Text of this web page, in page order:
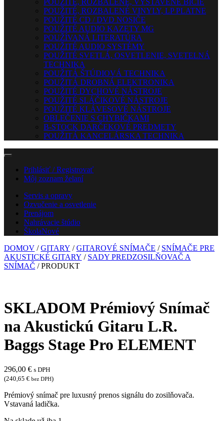
POUŽITÉ, ROZBALENÉ, VYSTAVENÉ BICIE
POUŽITÉ, ROZBALENÉ VINYLY, LP PLATNE
POUŽITÉ CD / DVD NOSIČE
POUŽITÉ AUDIO KAZETY MG
POUŽÍVANÁ LITERATÚRA
POUŽITÉ AUDIO SYSTÉMY
POUŽITÉ SVETLÁ, OSVETLENIE, SVETELNÁ
TECHNIKA
POUŽITÁ ŠTÚDIOVÁ TECHNIKA
POUŽITÁ DROBNÁ ELEKTRONIKA
POUŽITÉ DYCHOVÉ NÁSTROJE
POUŽITÉ SLÁČIKOVÉ NÁSTROJE
POUŽITÉ KLÁVESOVÉ NÁSTROJE
OBLEČENIE S CHYBIČKAMI
B-STOCK DARČEKOVÉ PREDMETY
POUŽITÁ KANCELÁRSKA TECHNIKA
Prihlásiť / Registrovať
Môj zoznam želaní
Servis a opravy
Ozvučenie a osvetlenie
Prenájom
Nahrávacie štúdio
ŠkolaNové
DOMOV /GITARY /GITAROVÉ SNÍMAČE / SNÍMAČE PRE
AKUSTICKÉ GITARY / SADY PREDZOSILŇOVAČ A
SNÍMAČ / PRODUKT
SKLADOM Prémiový Snímač
na Akustickú Gitaru L.R.
Baggs Stage Pro ELEMENT
296,00 € s DPH
(240,65 € bez DPH)
Prémiový snímač pre luxusný prenos signálu do zosilňovača.
Vstavaná ladička.